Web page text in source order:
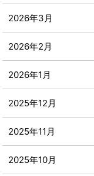
2026年3月
2026年2月
2026年1月
2025年12月
2025年11月
2025年10月